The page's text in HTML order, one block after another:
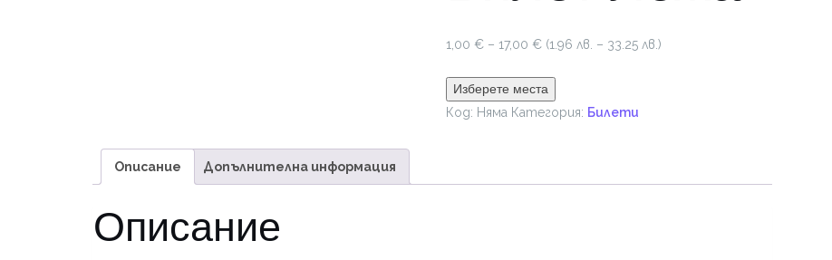
1,00 € – 17,00 €Price
1,00 €
through
(1.96 лв. – 33.25 лв.)
Изберете места
Код: Няма Категория: Билети
Описание Допълнителна информация
Описание